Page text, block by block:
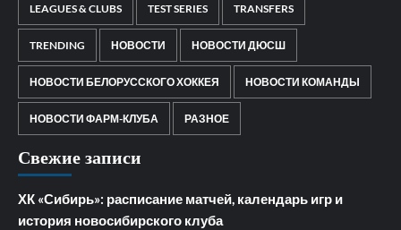
LEAGUES & CLUBS TEST SERIES TRANSFERS
TRENDING НОВОСТИ НОВОСТИ ДЮСШ
НОВОСТИ БЕЛОРУССКОГО ХОККЕЯ НОВОСТИ КОМАНДЫ
НОВОСТИ ФАРМ-КЛУБА РАЗНОЕ
Свежие записи
ХК «Сибирь»: расписание матчей, календарь игр и
история новосибирского клуба